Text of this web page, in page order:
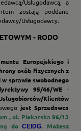
Usługodawcą, a
zostają poddane
Usługodawcy.
- RODO
Europejskiego i
osób fizycznych z
sprawie swobodnego
95/46/WE -
Klientów
jest Sprzedawca
, ul. Piekarska 96/13
doCEIDG. Możesz